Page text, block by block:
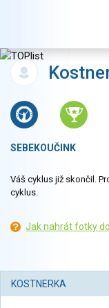
SEBEKOUČINK
Váš cyklus již skončil.
cyklus.
Jak nahrát fotky
KOSTNERKA